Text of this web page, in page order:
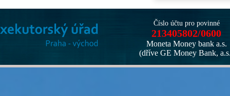
Číslo účtu pro povinné
213405802/0600
Moneta Money bank a.s.
(dříve GE Money Bank,